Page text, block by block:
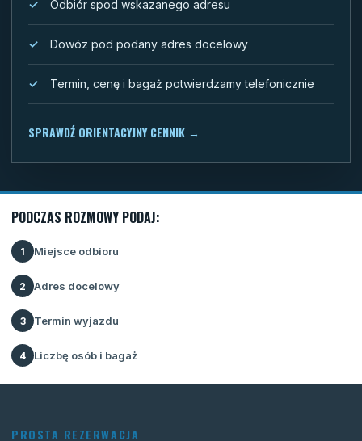
Odbiór spod wskazanego adresu
Dowóz pod podany adres docelowy
Termin, cenę i bagaż potwierdzamy telefonicznie
SPRAWDŹ ORIENTACYJNY CENNIK →
PODCZAS ROZMOWY PODAJ:
1 Miejsce odbioru
2 Adres docelowy
3 Termin wyjazdu
4 Liczbę osób i bagaż
PROSTA REZERWACJA